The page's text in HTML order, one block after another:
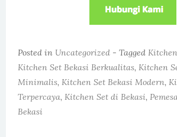
Posted in Uncategorized - Tagged
Kitchen Set Bekasi Berkualitas, Kitchen
Minimalis, Kitchen Set Bekasi Modern,
Terpercaya, Kitchen Set di Bekasi,
Bekasi